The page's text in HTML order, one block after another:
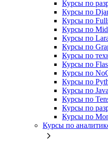
Курсы по
Курсы по
Курсы по
Курсы по
Курсы по
Курсы по
Курсы по
Курсы по
Курсы по
Курсы по
Курсы по
Курсы по
Курсы по
Курсы по
Курсы по